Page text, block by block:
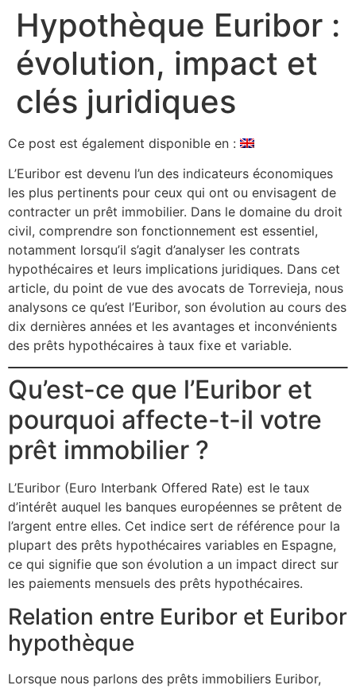
Hypothèque Euribor :
évolution, impact et
clés juridiques
Ce post est également disponible en :
L’Euribor est devenu l’un des indicateurs économiques
les plus pertinents pour ceux qui ont ou envisagent de
contracter un prêt immobilier. Dans le domaine du droit
civil, comprendre son fonctionnement est essentiel,
notamment lorsqu’il s’agit d’analyser les contrats
hypothécaires et leurs implications juridiques. Dans cet
article, du point de vue des avocats de Torrevieja, nous
analysons ce qu’est l’Euribor, son évolution au cours des
dix dernières années et les avantages et inconvénients
des prêts hypothécaires à taux fixe et variable.
Qu’est-ce que l’Euribor et
pourquoi affecte-t-il votre
prêt immobilier ?
L’Euribor (Euro Interbank Offered Rate) est le taux
d’intérêt auquel les banques européennes se prêtent de
l’argent entre elles. Cet indice sert de référence pour la
plupart des prêts hypothécaires variables en Espagne,
ce qui signifie que son évolution a un impact direct sur
les paiements mensuels des prêts hypothécaires.
Relation entre Euribor et Euribor
hypothèque
Lorsque nous parlons des prêts immobiliers Euribor,